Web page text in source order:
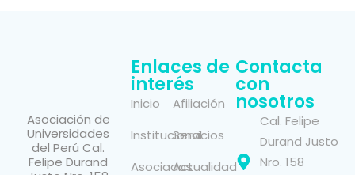
Asociación de
Universidades
del Perú Cal.
Felipe Durand
Enlaces de
interés
Inicio
Institucional
Asociados
Afiliación
Servicios
Actualidad
Contacta
con
nosotros
Cal. Felipe
Durand Justo
Nro. 158